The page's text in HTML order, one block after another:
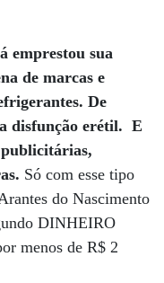
emprestou sua
de marcas e
De
disfunção erétil. E
Só com esse tipo
do Nascimento
DINHEIRO
menos de R$ 2